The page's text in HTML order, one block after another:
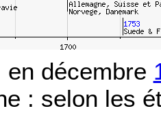
en décembre
: selon les